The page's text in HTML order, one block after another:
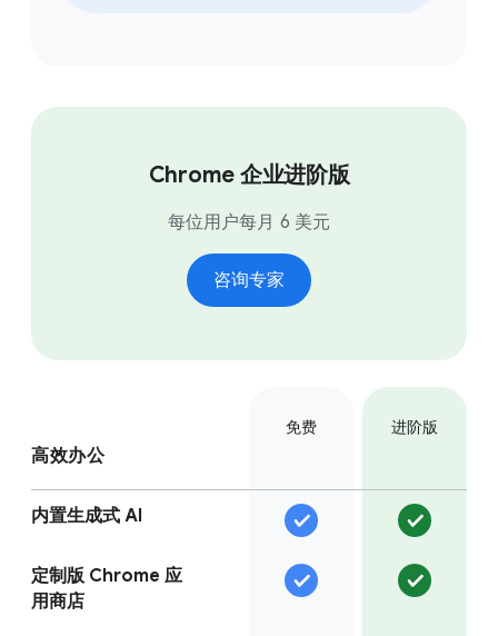
Chrome 企业进阶版
每位用户每月 6 美元
咨询专家
免费 进阶版
高效办公
内置生成式 AI
定制版 Chrome 应
用商店